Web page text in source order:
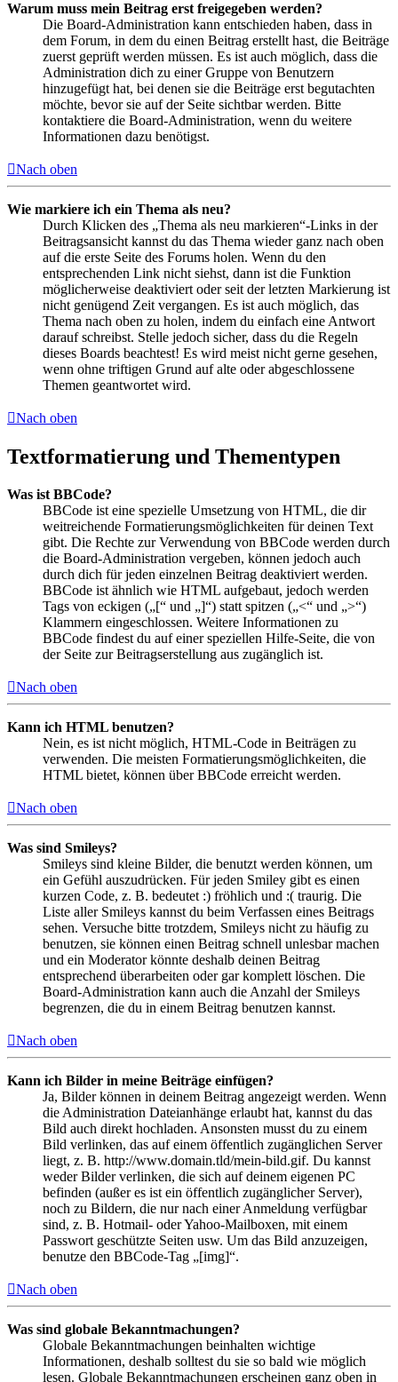
Warum muss mein Beitrag erst freigegeben werden?
Die Board-Administration kann entschieden haben, dass in
dem Forum, in dem du einen Beitrag erstellt hast, die Beiträge
zuerst geprüft werden müssen. Es ist auch möglich, dass die
Administration dich zu einer Gruppe von Benutzern
hinzugefügt hat, bei denen sie die Beiträge erst begutachten
möchte, bevor sie auf der Seite sichtbar werden. Bitte
kontaktiere die Board-Administration, wenn du weitere
Informationen dazu benötigst.
Nach oben
Wie markiere ich ein Thema als neu?
Durch Klicken des „Thema als neu markieren“-Links in der
Beitragsansicht kannst du das Thema wieder ganz nach oben
auf die erste Seite des Forums holen. Wenn du den
entsprechenden Link nicht siehst, dann ist die Funktion
möglicherweise deaktiviert oder seit der letzten Markierung ist
nicht genügend Zeit vergangen. Es ist auch möglich, das
Thema nach oben zu holen, indem du einfach eine Antwort
darauf schreibst. Stelle jedoch sicher, dass du die Regeln
dieses Boards beachtest! Es wird meist nicht gerne gesehen,
wenn ohne triftigen Grund auf alte oder abgeschlossene
Themen geantwortet wird.
Nach oben
Textformatierung und Thementypen
Was ist BBCode?
BBCode ist eine spezielle Umsetzung von HTML, die dir
weitreichende Formatierungsmöglichkeiten für deinen Text
gibt. Die Rechte zur Verwendung von BBCode werden durch
die Board-Administration vergeben, können jedoch auch
durch dich für jeden einzelnen Beitrag deaktiviert werden.
BBCode ist ähnlich wie HTML aufgebaut, jedoch werden
Tags von eckigen („[“ und „]“) statt spitzen („<“ und „>“)
Klammern eingeschlossen. Weitere Informationen zu
BBCode findest du auf einer speziellen Hilfe-Seite, die von
der Seite zur Beitragserstellung aus zugänglich ist.
Nach oben
Kann ich HTML benutzen?
Nein, es ist nicht möglich, HTML-Code in Beiträgen zu
verwenden. Die meisten Formatierungsmöglichkeiten, die
HTML bietet, können über BBCode erreicht werden.
Nach oben
Was sind Smileys?
Smileys sind kleine Bilder, die benutzt werden können, um
ein Gefühl auszudrücken. Für jeden Smiley gibt es einen
kurzen Code, z. B. bedeutet :) fröhlich und :( traurig. Die
Liste aller Smileys kannst du beim Verfassen eines Beitrags
sehen. Versuche bitte trotzdem, Smileys nicht zu häufig zu
benutzen, sie können einen Beitrag schnell unlesbar machen
und ein Moderator könnte deshalb deinen Beitrag
entsprechend überarbeiten oder gar komplett löschen. Die
Board-Administration kann auch die Anzahl der Smileys
begrenzen, die du in einem Beitrag benutzen kannst.
Nach oben
Kann ich Bilder in meine Beiträge einfügen?
Ja, Bilder können in deinem Beitrag angezeigt werden. Wenn
die Administration Dateianhänge erlaubt hat, kannst du das
Bild auch direkt hochladen. Ansonsten musst du zu einem
Bild verlinken, das auf einem öffentlich zugänglichen Server
liegt, z. B. http://www.domain.tld/mein-bild.gif. Du kannst
weder Bilder verlinken, die sich auf deinem eigenen PC
befinden (außer es ist ein öffentlich zugänglicher Server),
noch zu Bildern, die nur nach einer Anmeldung verfügbar
sind, z. B. Hotmail- oder Yahoo-Mailboxen, mit einem
Passwort geschützte Seiten usw. Um das Bild anzuzeigen,
benutze den BBCode-Tag „[img]“.
Nach oben
Was sind globale Bekanntmachungen?
Globale Bekanntmachungen beinhalten wichtige
Informationen, deshalb solltest du sie so bald wie möglich
lesen. Globale Bekanntmachungen erscheinen ganz oben in